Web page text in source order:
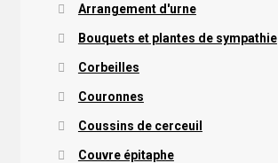
Arrangement d'urne
Bouquets et plantes de sympathie
Corbeilles
Couronnes
Coussins de cerceuil
Couvre épitaphe